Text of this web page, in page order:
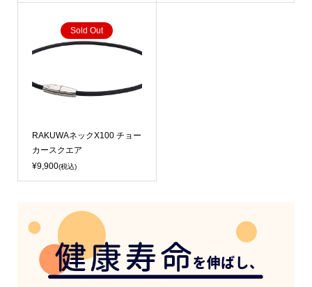
Sold Out
RAKUWAネックX100 チョー
カースクエア
¥9,900(税込)